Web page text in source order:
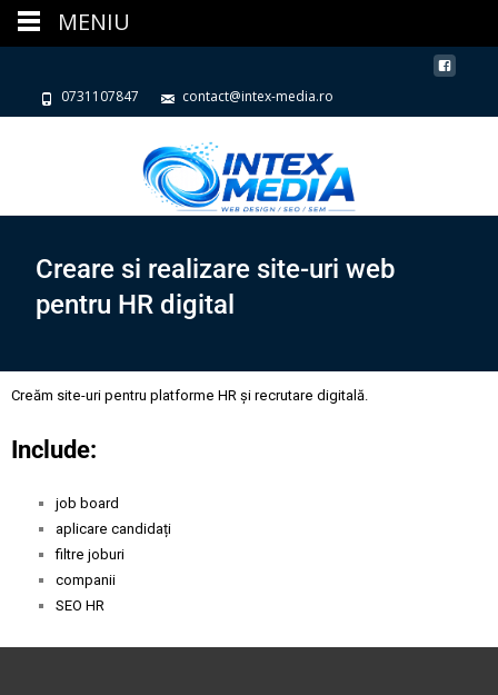
0731107847 contact@intex-media.ro
Creare si realizare site-uri web
pentru HR digital
Creăm site-uri pentru platforme HR și recrutare digitală.
Include:
job board
aplicare candidați
filtre joburi
companii
SEO HR
MENIU